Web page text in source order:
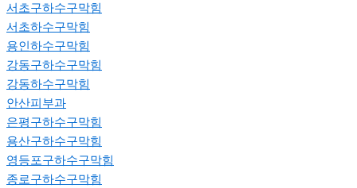
서초구하수구막힘
서초하수구막힘
용인하수구막힘
강동구하수구막힘
강동하수구막힘
안산피부과
은평구하수구막힘
용산구하수구막힘
영등포구하수구막힘
종로구하수구막힘